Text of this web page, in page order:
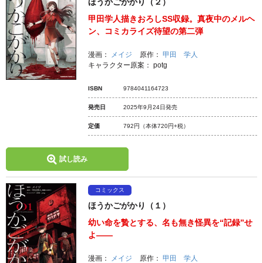
甲田学人描きおろしSS収録。真夜中のメルヘ
ン、コミカライズ待望の第二弾
漫画： メイジ 原作： 甲田 学人
キャラクター原案： potg
ISBN 9784041164723
発売日 2025年9月24日発売
定価 792円 （本体720円+税）
試し読み
コミックス
ほうかごがかり（１）
幼い命を贄とする、名も無き怪異を“記録”せ
よ――
漫画： メイジ 原作： 甲田 学人